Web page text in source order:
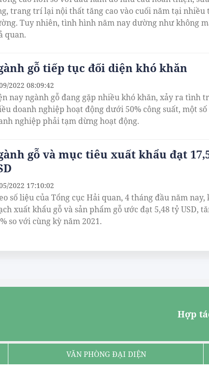
trang trí lại nội thất tăng cao vào cuối năm tại nhiều
Tuy nhiên, tình hình năm nay dường như không
quan.
gỗ tiếp tục đối diện khó khăn
nay ngành gỗ đang gặp nhiều khó khăn, xảy ra tình
doanh nghiệp hoạt động dưới 50% công suất, một số
nghiệp phải tạm dừng hoạt động.
2022 08:09:42
gỗ và mục tiêu xuất khẩu đạt
số liệu của Tổng cục Hải quan, 4 tháng đầu năm nay,
xuất khẩu gỗ và sản phẩm gỗ ước đạt 5,48 tỷ USD,
so với cùng kỳ năm 2021.
2022 17:10:02
Hợp
VĂN PHÒNG ĐẠI DIỆN